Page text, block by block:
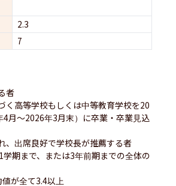
2.3
7
者
高等学校もしくは中等教育学校を20
月～2026年3月末）に卒業・卒業見込
出席良好で学校長が推薦する者
期まで、または3年前期までの全体の
が全て3.4以上